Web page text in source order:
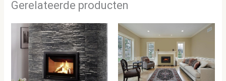
Gerelateerde producten